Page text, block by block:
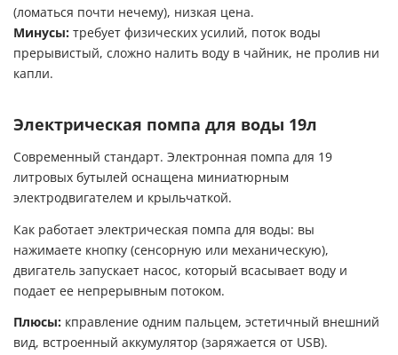
(ломаться почти нечему), низкая цена.
Минусы: требует физических усилий, поток воды
прерывистый, сложно налить воду в чайник, не пролив ни
капли.
Электрическая помпа для воды 19л
Современный стандарт. Электронная помпа для 19
литровых бутылей оснащена миниатюрным
электродвигателем и крыльчаткой.
Как работает электрическая помпа для воды: вы
нажимаете кнопку (сенсорную или механическую),
двигатель запускает насос, который всасывает воду и
подает ее непрерывным потоком.
Плюсы: кправление одним пальцем, эстетичный внешний
вид, встроенный аккумулятор (заряжается от USB).